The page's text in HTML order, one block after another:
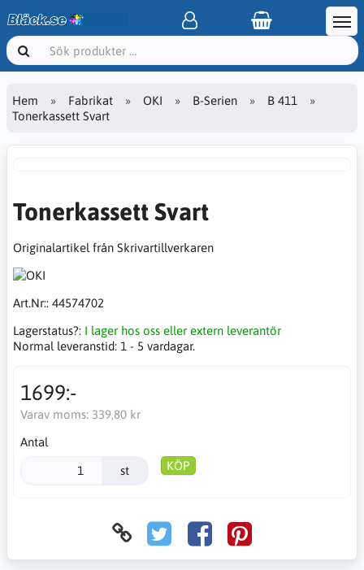
Hem Fabrikat OKI B-Serien
B 411
Tonerkassett Svart
Tonerkassett Svart
Originalartikel från Skrivartillverkaren
Art.Nr:: 44574702
Lagerstatus?: I lager hos oss eller extern leverantör
Normal leveranstid: 1 - 5 vardagar.
1699:-
Varav moms: 339,80 kr
Antal
st KÖP